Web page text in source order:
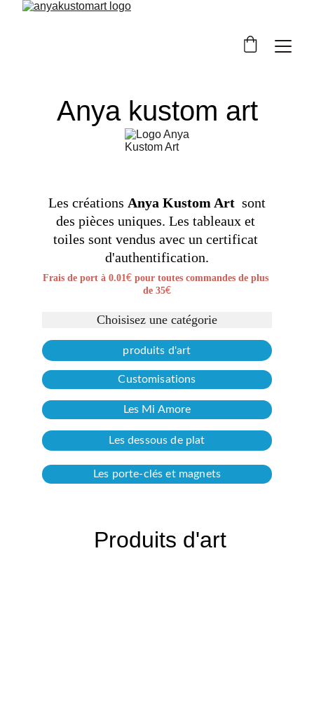
Anya kustom art
Les créations Anya Kustom Art sont
des pièces uniques. Les tableaux et
toiles sont vendus avec un certificat
d'authentification.
produits d'art
Les Mi Amore
Les dessous de plat
Les porte-clés et magnets
Choisisez une catégorie
Frais de port à 0.01€ pour toutes commandes de plus
de 35€
Customisations
Produits d'art